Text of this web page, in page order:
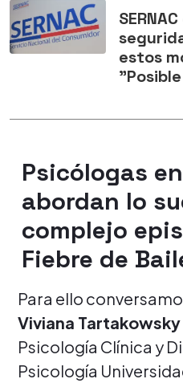
estos
Psicólogas
abordan lo
complejo
Fiebre de
Para ello
Viviana Tartakowsky
Psicología Clínica y
Psicología